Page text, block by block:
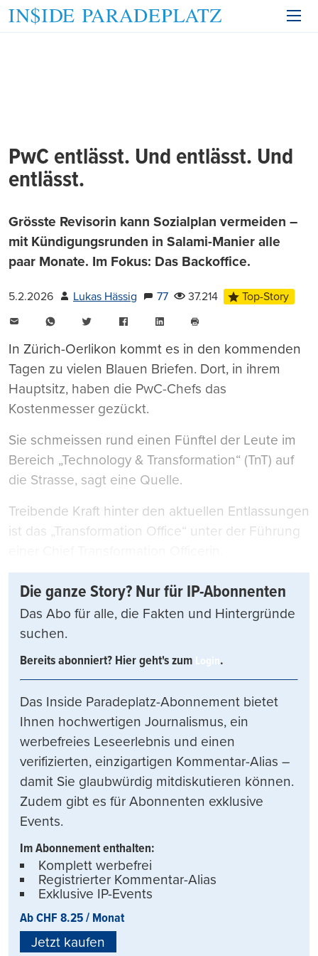
PwC entlässt. Und entlässt. Und
entlässt.
Grösste Revisorin kann Sozialplan vermeiden –
mit Kündigungsrunden in Salami-Manier alle
paar Monate. Im Fokus: Das Backoffice.
5.2.2026 Lukas Hässig 77 37.214
Top-Story
WhatsAppTwitter FacebookLinkedIn
drucken
In Zürich-Oerlikon kommt es in den kommenden
Tagen zu vielen Blauen Briefen. Dort, in ihrem
Hauptsitz, haben die PwC-Chefs das
Kostenmesser gezückt.
Sie schmeissen rund einen Fünftel der Leute im
Bereich „Technology & Transformation“ (TnT) auf
die Strasse, sagt eine Quelle.
Treibende Kraft hinter den aktuellen Entlassungen
ist das „Transformation Office“ unter der Führung
Die ganze Story? Nur für IP-Abonnenten
Das Abo für alle, die Fakten und Hintergründe
suchen.
Bereits abonniert? Hier geht's zum Login.
Das Inside Paradeplatz-Abonnement bietet
Ihnen hochwertigen Journalismus, ein
werbefreies Leseerlebnis und einen
verifizierten, einzigartigen Kommentar-Alias –
damit Sie glaubwürdig mitdiskutieren können.
Zudem gibt es für Abonnenten exklusive
Events.
Im Abonnement enthalten:
Komplett werbefrei
Registrierter Kommentar-Alias
Exklusive IP-Events
Ab CHF 8.25 / Monat
Jetzt kaufen